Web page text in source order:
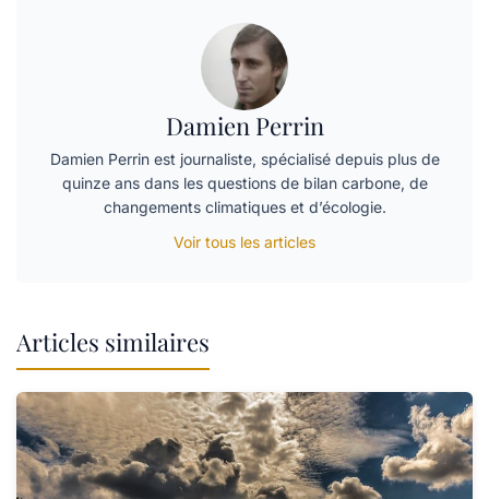
Damien Perrin
Damien Perrin est journaliste, spécialisé depuis plus de
quinze ans dans les questions de bilan carbone, de
changements climatiques et d’écologie.
Voir tous les articles
Articles similaires